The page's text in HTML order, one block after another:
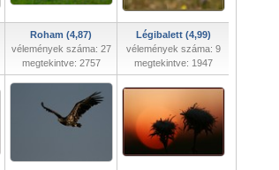
Roham (4,87)
vélemények száma: 27
megtekintve: 2757
Légibalett (4,99)
vélemények száma: 9
megtekintve: 1947